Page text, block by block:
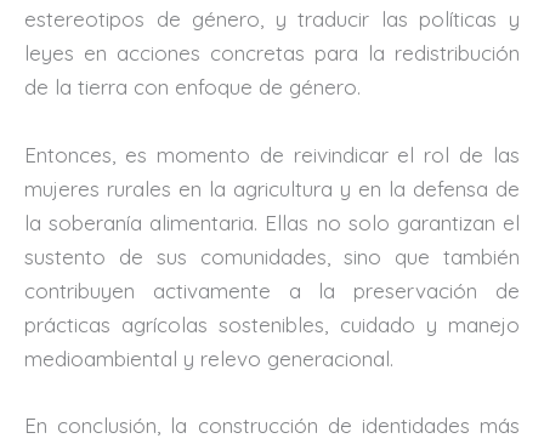
estereotipos de género, y traducir las políticas y
leyes en acciones concretas para la redistribución
de la tierra con enfoque de género.
Entonces, es momento de reivindicar el rol de las
mujeres rurales en la agricultura y en la defensa de
la soberanía alimentaria. Ellas no solo garantizan el
sustento de sus comunidades, sino que también
contribuyen activamente a la preservación de
prácticas agrícolas sostenibles, cuidado y manejo
medioambiental y relevo generacional.
En conclusión, la construcción de identidades más